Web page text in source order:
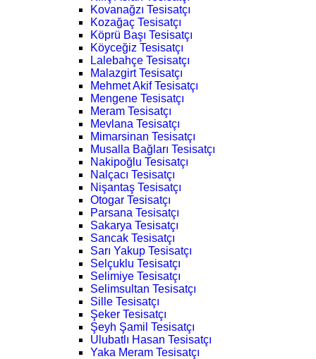
Kovanağzı Tesisatçı
Kozağaç Tesisatçı
Köprü Başı Tesisatçı
Köyceğiz Tesisatçı
Lalebahçe Tesisatçı
Malazgirt Tesisatçı
Mehmet Akif Tesisatçı
Mengene Tesisatçı
Meram Tesisatçı
Mevlana Tesisatçı
Mimarsinan Tesisatçı
Musalla Bağları Tesisatçı
Nakipoğlu Tesisatçı
Nalçacı Tesisatçı
Nişantaş Tesisatçı
Otogar Tesisatçı
Parsana Tesisatçı
Sakarya Tesisatçı
Sancak Tesisatçı
Sarı Yakup Tesisatçı
Selçuklu Tesisatçı
Selimiye Tesisatçı
Selimsultan Tesisatçı
Sille Tesisatçı
Şeker Tesisatçı
Şeyh Şamil Tesisatçı
Ulubatlı Hasan Tesisatçı
Yaka Meram Tesisatçı